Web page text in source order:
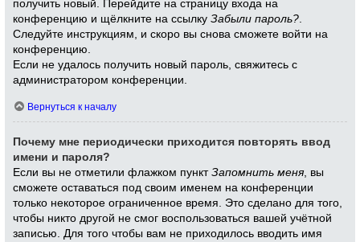
получить новый. Перейдите на страницу входа на
конференцию и щёлкните на ссылкуЗабыли пароль?
Следуйте инструкциям, и скоро вы снова сможете войти на
конференцию.
Если не удалось получить новый пароль, свяжитесь с
администратором конференции.
Вернуться к началу
Почему мне периодически приходится повторять ввод
имени и пароля?
Если вы не отметили флажком пунктЗапомнить меня , вы
сможете оставаться под своим именем на конференции
только некоторое ограниченное время. Это сделано для того,
чтобы никто другой не смог воспользоваться вашей учётной
записью. Для того чтобы вам не приходилось вводить имя